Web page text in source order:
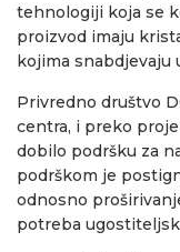
tehnologiji koja se
proizvod imaju
kojima snabdjevaju
Privredno društvo
centra, i preko
dobilo podršku za
podrškom je
odnosno
potreba